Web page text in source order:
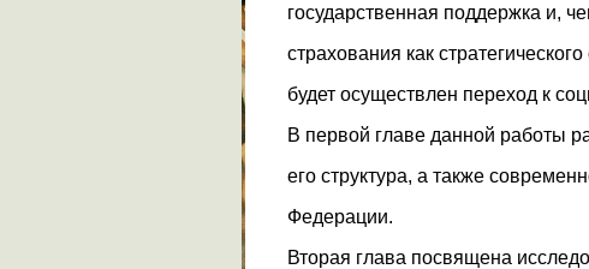
государственная поддержка и,
страхования как
будет осуществлен переход к
В первой главе данной работы
его структура, а также
Федерации.
Вторая глава посвящена